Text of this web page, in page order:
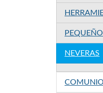
NEVERAS